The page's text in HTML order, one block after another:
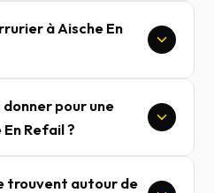
à Aische En
pour une
Refail ?
trouvent autour de